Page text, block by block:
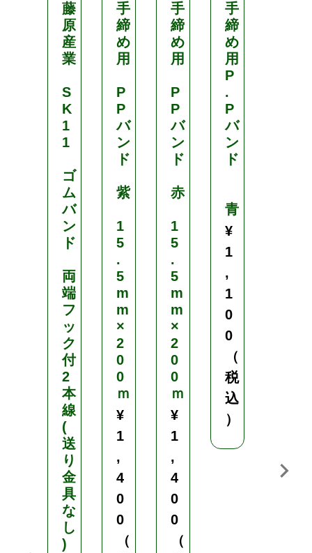
藤
原
産
業
S
K
1
1
ゴ
ム
バ
ン
ド
両
端
フ
ッ
ク
付
2
本
線
(
送
り
金
具
な
し
)
手
締
め
用
P
P
バ
ン
ド
紫
1
5
.
5
m
m
×
2
0
0
ｍ
¥
1
,
4
0
0
（
手
締
め
用
P
P
バ
ン
ド
赤
1
5
.
5
m
m
×
2
0
0
ｍ
¥
1
,
4
0
0
（
手
締
め
用
P
.
P
バ
ン
ド
青
¥
1
,
1
0
0
（
税
込
）